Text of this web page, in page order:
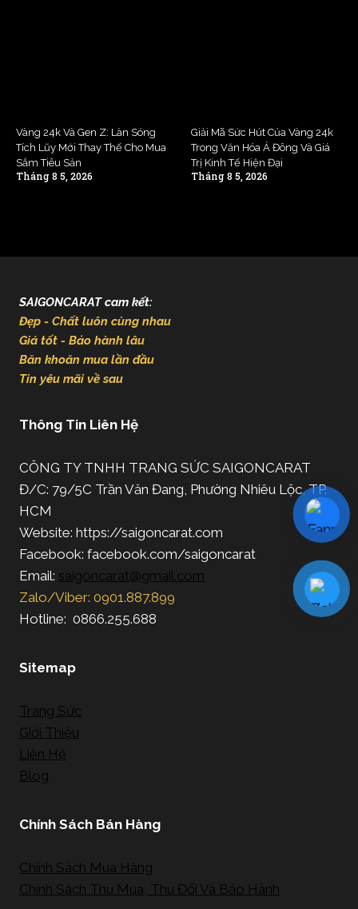
Vàng 24k Và Gen Z: Làn Sóng
Tích Lũy Mới Thay Thế Cho Mua
Sắm Tiêu Sản
Tháng 8 5, 2026
Giải Mã Sức Hút Của Vàng 24k
Trong Văn Hóa Á Đông Và Giá
Trị Kinh Tế Hiện Đại
Tháng 8 5, 2026
SAIGONCARAT cam kết:
Đẹp - Chất luôn cùng nhau
Giá tốt - Bảo hành lâu
Băn khoăn mua lần đầu
Tin yêu mãi về sau
Thông Tin Liên Hệ
CÔNG TY TNHH TRANG SỨC SAIGONCARAT
Đ/C: 79/5C Trần Văn Đang, Phường Nhiêu Lộc, TP.
HCM
Website: https://saigoncarat.com
Facebook: facebook.com/saigoncarat
Email: saigoncarat@gmail.com
Zalo/Viber: 0901.887.899
Hotline: 0866.255.688
Sitemap
Trang Sức
Giới Thiệu
Liên Hệ
Blog
Chính Sách Bán Hàng
Chính Sách Mua Hàng
Chính Sách Thu Mua, Thu Đổi Và Bảo Hành